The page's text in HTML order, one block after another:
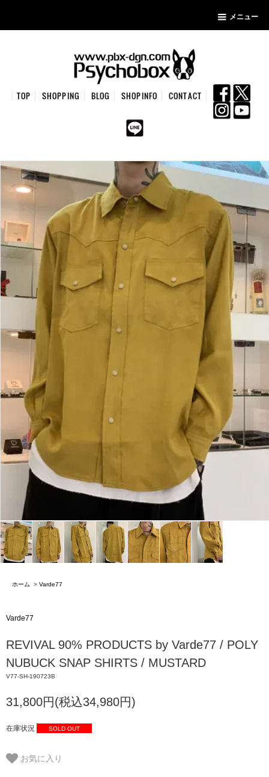
メニュー
TOP SHOPPING BLOG SHOPINFO CONTACT
ホーム > Varde77
Varde77
REVIVAL 90% PRODUCTS by Varde77 / POLY
NUBUCK SNAP SHIRTS / MUSTARD
V77-SH-190723B
31,800円(税込34,980円)
在庫状況 SOLD OUT
お気に入り